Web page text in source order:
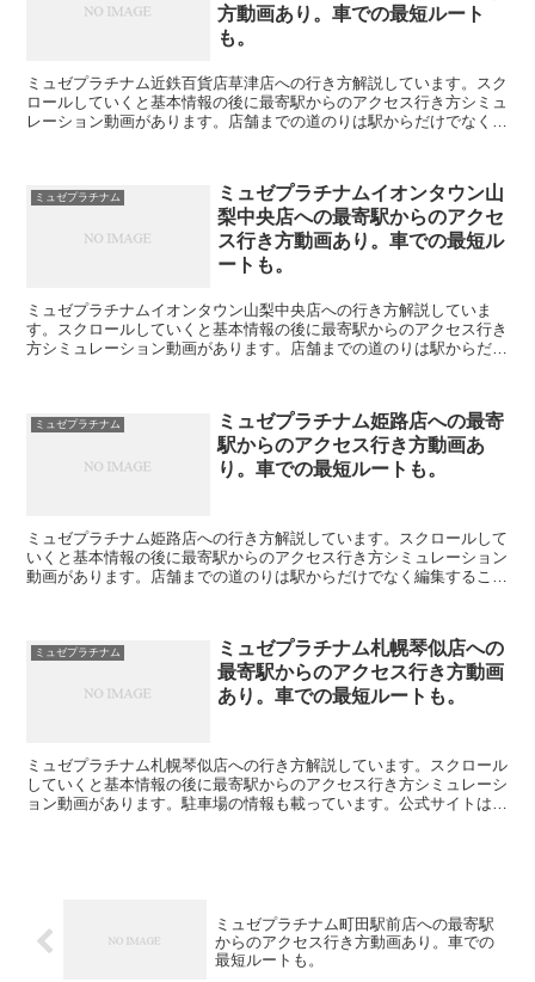
方動画あり。車での最短ルート
も。
ミュゼプラチナム近鉄百貨店草津店への行き方解説しています。スク
ロールしていくと基本情報の後に最寄駅からのアクセス行き方シミュ
レーション動画があります。店舗までの道のりは駅からだけでなく編
ミュゼプラチナム
ミュゼプラチナムイオンタウン山
梨中央店への最寄駅からのアクセ
ス行き方動画あり。車での最短ル
ートも。
ミュゼプラチナムイオンタウン山梨中央店への行き方解説していま
す。スクロールしていくと基本情報の後に最寄駅からのアクセス行き
方シミュレーション動画があります。店舗までの道のりは駅からだけ
ミュゼプラチナム
ミュゼプラチナム姫路店への最寄
駅からのアクセス行き方動画あ
り。車での最短ルートも。
ミュゼプラチナム姫路店への行き方解説しています。スクロールして
いくと基本情報の後に最寄駅からのアクセス行き方シミュレーション
動画があります。店舗までの道のりは駅からだけでなく編集すること
ミュゼプラチナム
ミュゼプラチナム札幌琴似店への
最寄駅からのアクセス行き方動画
あり。車での最短ルートも。
ミュゼプラチナム札幌琴似店への行き方解説しています。スクロール
していくと基本情報の後に最寄駅からのアクセス行き方シミュレーシ
ョン動画があります。駐車場の情報も載っています。公式サイトはこ
ミュゼプラチナム町田駅前店への最寄駅
からのアクセス行き方動画あり。車での
最短ルートも。